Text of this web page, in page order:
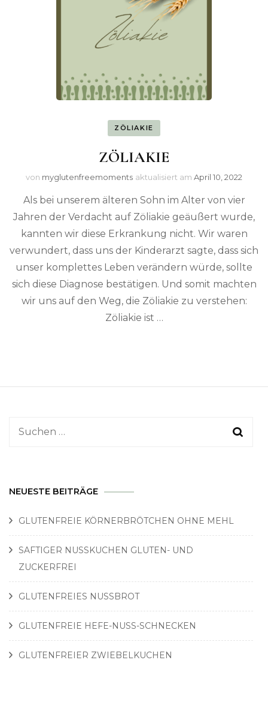
ZÖLIAKIE
ZÖLIAKIE
von myglutenfreemoments aktualisiert am April 10, 2022
Als bei unserem älteren Sohn im Alter von vier
Jahren der Verdacht auf Zöliakie geäußert wurde,
kannten wir diese Erkrankung nicht. Wir waren
verwundert, dass uns der Kinderarzt sagte, dass sich
unser komplettes Leben verändern würde, sollte
sich diese Diagnose bestätigen. Und somit machten
wir uns auf den Weg, die Zöliakie zu verstehen:
Zöliakie ist …
Suchen
NEUESTE BEITRÄGE
GLUTENFREIE KÖRNERBRÖTCHEN OHNE MEHL
SAFTIGER NUSSKUCHEN GLUTEN- UND
ZUCKERFREI
GLUTENFREIES NUSSBROT
GLUTENFREIE HEFE-NUSS-SCHNECKEN
GLUTENFREIER ZWIEBELKUCHEN